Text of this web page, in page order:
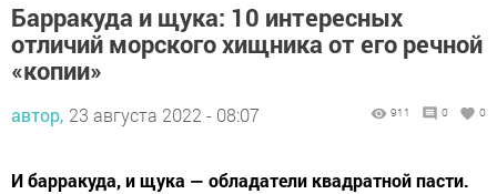
Барракуда и щука: 10 интересных
отличий морского хищника от его речной
«копии»
автор, 23 августа 2022 - 08:07 911 0 0
И барракуда, и щука — обладатели квадратной пасти.